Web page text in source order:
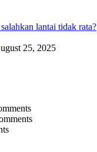
lantai tidak rata?
25, 2025